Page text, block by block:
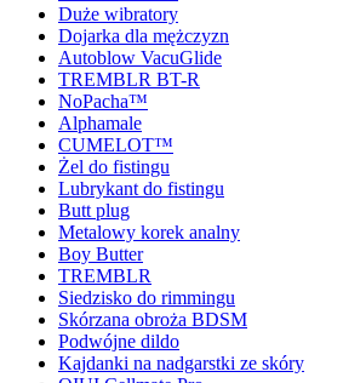
Duże wibratory
Dojarka dla mężczyzn
Autoblow VacuGlide
TREMBLR BT-R
NoPacha™
Alphamale
CUMELOT™
Żel do fistingu
Lubrykant do fistingu
Butt plug
Metalowy korek analny
Boy Butter
TREMBLR
Siedzisko do rimmingu
Skórzana obroża BDSM
Podwójne dildo
Kajdanki na nadgarstki ze skóry